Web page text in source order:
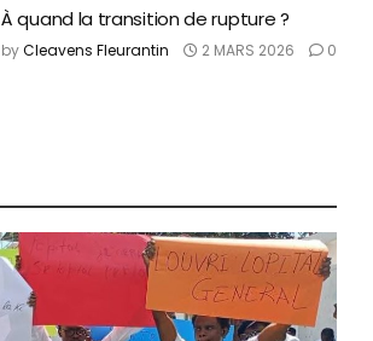
À quand la transition de rupture ?
byCleavens Fleurantin 2 MARS 2026 0